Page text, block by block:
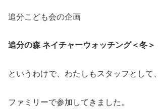
追分こども会の企画
追分の森 ネイチャーウォッチング＜冬＞
というわけで、わたしもスタッフとして、
ファミリーで参加してきました。